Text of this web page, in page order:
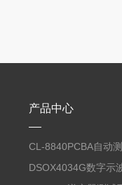
产品中心
CL-8840PCBA自动测
试台系统
DSOX4034G数字示